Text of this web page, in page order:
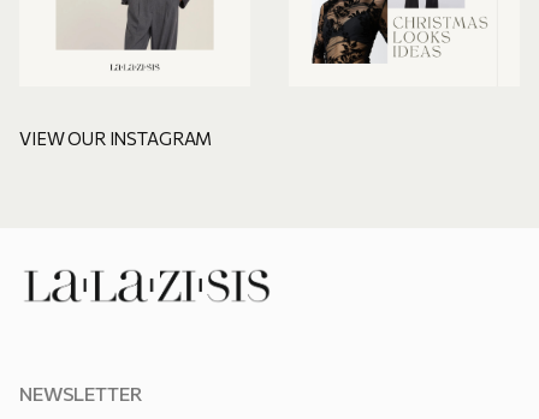
VIEW OUR INSTAGRAM
NEWSLETTER